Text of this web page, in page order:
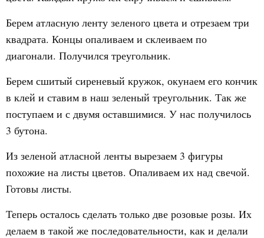
Берем атласную ленту зеленого цвета и отрезаем три
квадрата. Концы опаливаем и склеиваем по
диагонали. Получился треугольник.
Берем сшитый сиреневый кружок, окунаем его кончик
в клей и ставим в наш зеленый треугольник. Так же
поступаем и с двумя оставшимися. У нас получилось
3 бутона.
Из зеленой атласной ленты вырезаем 3 фигуры
похожие на листы цветов. Опаливаем их над свечой.
Готовы листы.
Теперь осталось сделать только две розовые розы. Их
делаем в такой же последовательности, как и делали